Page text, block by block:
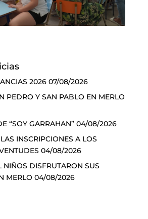
2026 07/08/2026
PEDRO Y SAN PABLO EN MERLO
“SOY GARRAHAN” 04/08/2026
INSCRIPCIONES A LOS
04/08/2026
NIÑOS DISFRUTARON SUS
MERLO 04/08/2026